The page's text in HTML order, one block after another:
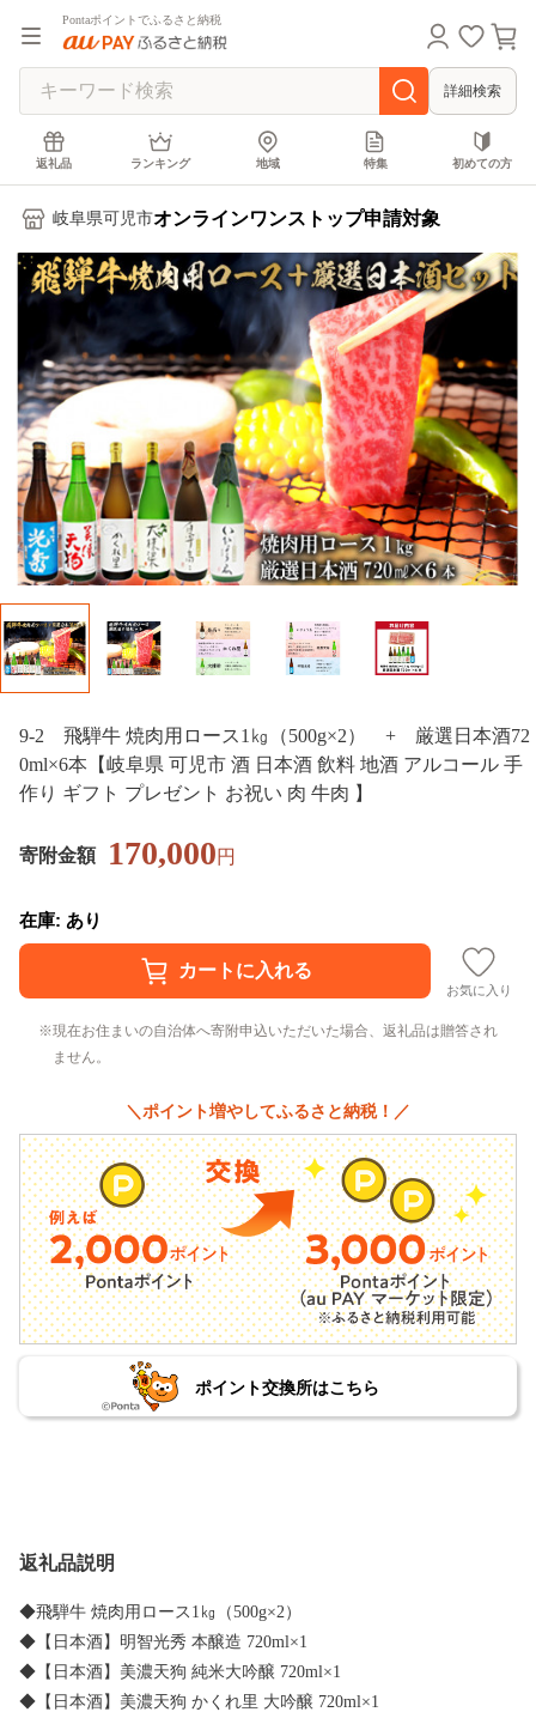
Pontaポイントでふるさと納税
詳細検索
返礼品 ランキング 地域 特集 初めての方
岐阜県可児市オンラインワンストップ申請対象
9-2 飛騨牛 焼肉用ロース1㎏（500g×2） + 厳選日本酒72
0ml×6本【岐阜県 可児市 酒 日本酒 飲料 地酒 アルコール 手
作り ギフト プレゼント お祝い 肉 牛肉 】
寄附金額 170,000円
在庫: あり
お気に入り
現在お住まいの自治体へ寄附申込いただいた場合、返礼品は贈答され
ません。
＼ポイント増やしてふるさと納税！／
ポイント交換所はこちら
返礼品説明
◆飛騨牛 焼肉用ロース1㎏（500g×2）
◆【日本酒】明智光秀 本醸造 720ml×1
◆【日本酒】美濃天狗 純米大吟醸 720ml×1
◆【日本酒】美濃天狗 かくれ里 大吟醸 720ml×1